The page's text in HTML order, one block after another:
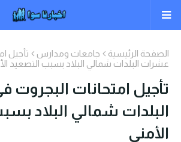
الصفحة الرئيسية جامعات ومدارس
تأجيل
عشرات البلدات شمالي البلاد بسبب التصعيد
تأجيل امتحانات
البلدات شمالي البلاد
الأمني